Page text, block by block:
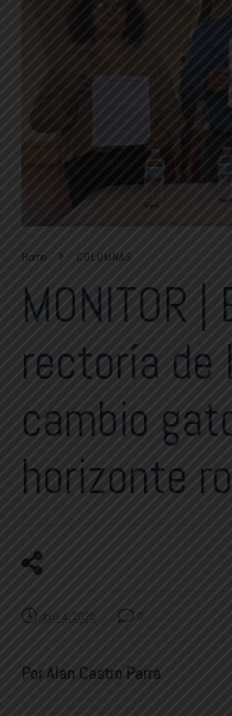
Home COLUMNAS
MONITOR
rectoría de
cambio
horizonte
abril 4, 2025 0
Por Alan Castro Parra